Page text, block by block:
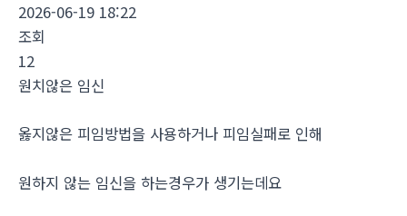
2026-06-19 18:22
조회
12
원치않은 임신
옳지않은 피임방법을 사용하거나 피임실패로 인해
원하지 않는 임신을 하는경우가 생기는데요